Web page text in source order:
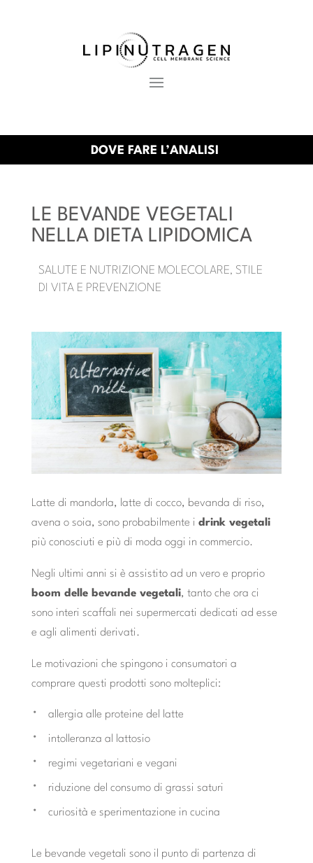
DOVE FARE L’ANALISI
LE BEVANDE VEGETALI
NELLA DIETA LIPIDOMICA
SALUTE E NUTRIZIONE MOLECOLARE, STILE
DI VITA E PREVENZIONE
Latte di mandorla, latte di cocco, bevanda di riso,
avena o soia, sono probabilmente i drink vegetali
più conosciuti e più di moda oggi in commercio.
Negli ultimi anni si è assistito ad un vero e proprio
boom delle bevande vegetali, tanto che ora ci
sono interi scaffali nei supermercati dedicati ad esse
e agli alimenti derivati.
Le motivazioni che spingono i consumatori a
comprare questi prodotti sono molteplici:
allergia alle proteine del latte
intolleranza al lattosio
regimi vegetariani e vegani
riduzione del consumo di grassi saturi
curiosità e sperimentazione in cucina
Le bevande vegetali sono il punto di partenza di